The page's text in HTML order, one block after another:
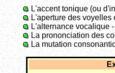
L'accent tonique (ou
L'aperture des voyelles
L'alternance vocalique -
La prononciation des
La mutation